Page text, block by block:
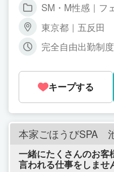
がない！ 単純に
で、お客様も多
受け身好きなお
ずに、ハンドサ
オプションバッ
分13,000円＋オ
バック ・120分
ック＋指名料バ
からお給料を考
で、ご相談ください！ ※雑費
日払い ※本指名以
ションのできる
す
SM・M性感｜フ
東京都｜五反田
完全自由出勤制
シフト外「当日
致します！ 11：00～翌03:00の時間帯で
お好きな勤務時
時間～4時間でも
に女性都合で勤
せ。
キープする
本家ごほうびSPA
一緒にたくさんのお客
言われる仕事をしませ